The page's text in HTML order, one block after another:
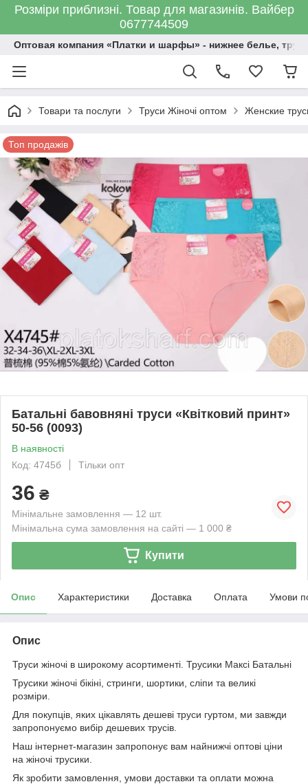
Розміри приблизні. Товар для магазинів. Вайбер
0677744509
Оптовая компания «Платки и шарфы» - нижнее белье,
Товари та послуги Труси Жіночі оптом Женские
Топ продажів
Батальні бавовняні труси «Квітковий принт»
50-56 (0093)
В наявності
Код: 4745б
Тільки опт
36 ₴
Мінімальне замовлення — 12 шт.
Мінімальна сума замовлення на сайті — 1 000 ₴
Купити
Опис Характеристики Доставка Оплата Умови
Опис
Труси жіночі в широкому асортименті. Трусики Максі Батальні
Трусики жіночі бікіні, стринги, шортики, сліпи та великі
розміри.
Для покупців, яких цікавлять дешеві труси гуртом, ми завжди
запропонуємо вибір дешевих трусів.
Наш інтернет-магазин запропонує вам найнижчі оптові ціни
на жіночі трусики.
Як зробити замовлення, умови доставки та оплати можна